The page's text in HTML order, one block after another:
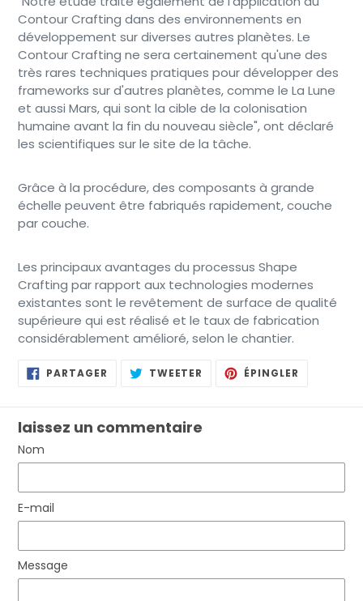
Contour Crafting dans des environnements en
développement sur diverses autres planètes. Le
Contour Crafting ne sera certainement qu'une des
très rares techniques pratiques pour développer des
frameworks sur d'autres planètes, comme le La Lune
et aussi Mars, qui sont la cible de la colonisation
humaine avant la fin du nouveau siècle", ont déclaré
les scientifiques sur le site de la tâche.
Grâce à la procédure, des composants à grande
échelle peuvent être fabriqués rapidement, couche
par couche.
Les principaux avantages du processus Shape
Crafting par rapport aux technologies modernes
existantes sont le revêtement de surface de qualité
supérieure qui est réalisé et le taux de fabrication
considérablement amélioré, selon le chantier.
PARTAGER PARTAGERTWEETER TWEETER
SUR
ÉPINGLER
laissez un commentaire
Nom
E-mail
Message